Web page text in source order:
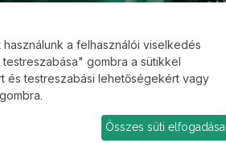
a felhasználói viselkedés
gombra a sütikkel
és testreszabási lehetőségekért vagy
Összes süti elfogadása